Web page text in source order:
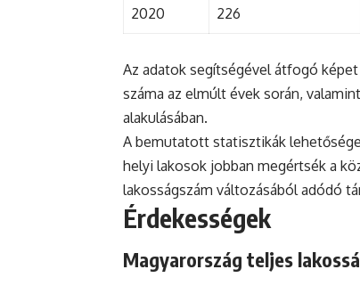
2020 226
Az adatok segítségével átfogó
száma az elmúlt évek során,
alakulásában.
A bemutatott statisztikák
helyi lakosok jobban megértsék a
lakosságszám változásából adódó
Érdekességek
Magyarország teljes